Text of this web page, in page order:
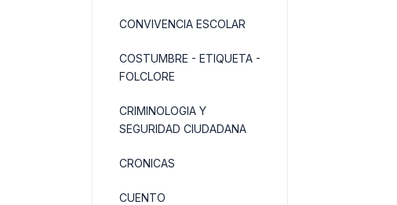
CONVIVENCIA ESCOLAR
COSTUMBRE - ETIQUETA -
FOLCLORE
CRIMINOLOGIA Y
SEGURIDAD CIUDADANA
CRONICAS
CUENTO